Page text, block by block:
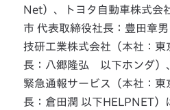
Net）、トヨタ自動車株式会
市 代表取締役社長：豊田章
技研工業株式会社（本社：東
長：八郷隆弘 以下ホンダ）
緊急通報サービス（本社：東
長：倉田潤 以下HELPNET